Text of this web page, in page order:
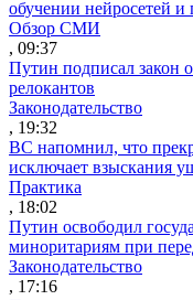
обучении нейросетей
Обзор СМИ
, 09:37
Путин подписал закон
релокантов
Законодательство
, 19:32
ВС напомнил, что
исключает взыскания
Практика
, 18:02
Путин освободил
миноритариям при
Законодательство
, 17:16